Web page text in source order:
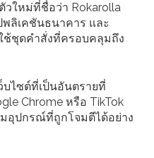
วใหม่ที่ชื่อว่า Rokarolla
พลิเคชันธนาคาร และ
ช้ชุดคำสั่งที่ครอบคลุมถึง
บไซต์ที่เป็นอันตรายที่
Chrome หรือ TikTok
อุปกรณ์ที่ถูกโจมตีได้อย่าง